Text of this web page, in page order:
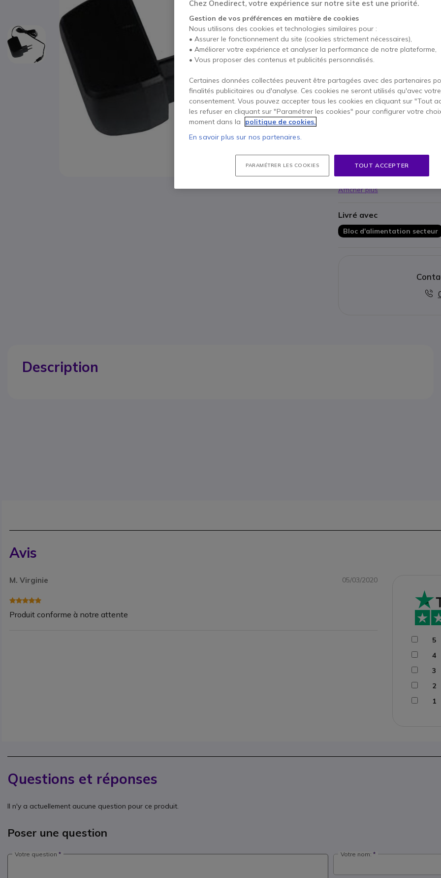
35,94 €
Qté
90 produits en stock
1 an de garantie
Payez en 4 sans frais (
Compatible avec les
Photo non-contractuelle
Résistant et fiable
Afficher plus
Livré avec
Bloc d'alimentation secteur
Description
Avis
M. Virginie 05/03/2020
Produit conforme à notre attente
5
4
3
2
1
Questions et réponses
Il n'y a actuellement aucune question pour ce produit.
Poser une question
Votre question Votre nom:
Chez Onedirect, votre expérience sur notre site est une priorité.
Gestion de vos préférences en matière de cookies
Nous utilisons des cookies et technologies similaires pour :
• Assurer le fonctionnement du site (cookies strictement nécessaires),
• Améliorer votre expérience et analyser la performance de notre plateforme,
• Vous proposer des contenus et publicités personnalisés.
Certaines données collectées peuvent être partagées avec des partenaires
finalités publicitaires ou d'analyse. Ces cookies ne seront utilisés qu'avec votre
consentement. Vous pouvez accepter tous les cookies en cliquant sur "Tout
les refuser en cliquant sur "Paramétrer les cookies" pour configurer votre
moment dans la
politique de cookies.
En savoir plus sur nos partenaires.
PARAMÉTRER LES COOKIES TOUT ACCEPTER